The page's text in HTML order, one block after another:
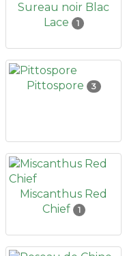
Sureau noir Blac
Lace
1
Pittospore 3
Miscanthus Red
Chief
1